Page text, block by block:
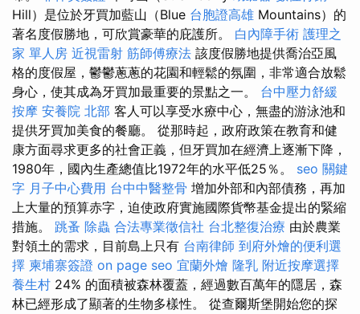
Hill）是位於牙買加藍山（Blue 台胞證高雄 Mountains）的
著名度假勝地，可欣賞豪華的庇護所。 白內障手術 護理之
家 單人房 近視雷射 筋師傅療法 該度假勝地提供喬治亞風
格的度假屋，鬱鬱蔥蔥的花園和輕鬆的氛圍，非常適合放鬆
身心，使其成為牙買加最重要的景點之一。 台中壓力舒緩
按摩 安養院 北部 客人可以享受水療中心，無盡的游泳池和
提供牙買加美食的餐廳。 從那時起，政府政策在教育和健
康方面尋求更多的社會正義，但牙買加在經濟上逐漸下降，
1980年，國內生產總值比1972年的水平低25％。 seo 關鍵
字 月子中心費用 台中中醫整骨 增加外部和內部債務，再加
上大量的預算赤字，迫使政府實施國際貨幣基金提出的緊縮
措施。 跳蚤 除蟲 合法專業徵信社 台北整復治療 由於農業
對領土的需求，目前島上只有 台南律師 到府外燴的便利選
擇 柬埔寨簽證 on page seo 宜蘭外燴 隆乳 附近按摩選擇
養生村 24% 的面積被森林覆蓋，經過數百萬年的隱居，森
林已經形成了顯著的生物多樣性。 從查爾斯堡開始您的探